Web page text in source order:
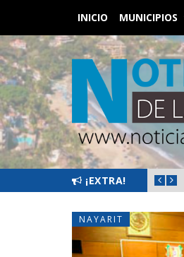
INICIO MUNICIPIOS
¡EXTRA!
JORNADA «HECHOS PARA ESCUCHARTE»
NAYARIT